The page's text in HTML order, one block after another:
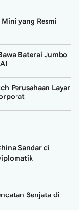
yang Resmi
Baterai Jumbo
Perusahaan Layar
Sandar di
Senjata di